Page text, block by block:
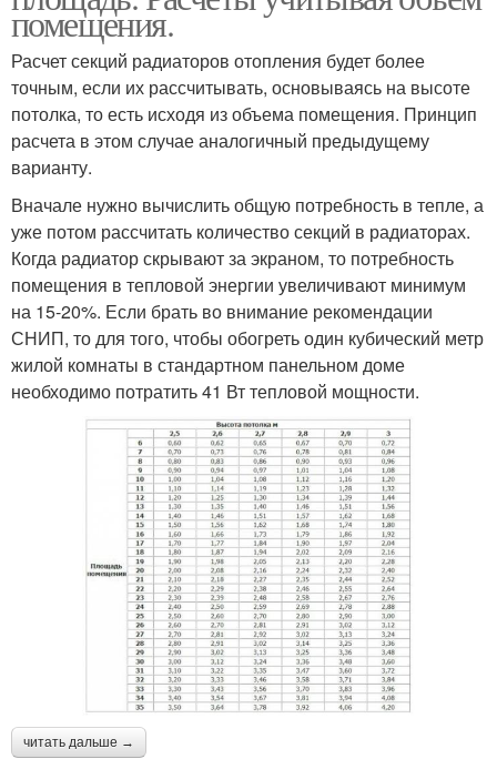
помещения.
Расчет секций радиаторов отопления будет более
точным, если их рассчитывать, основываясь на высоте
потолка, то есть исходя из объема помещения. Принцип
расчета в этом случае аналогичный предыдущему
варианту.
Вначале нужно вычислить общую потребность в тепле, а
уже потом рассчитать количество секций в радиаторах.
Когда радиатор скрывают за экраном, то потребность
помещения в тепловой энергии увеличивают минимум
на 15-20%. Если брать во внимание рекомендации
СНИП, то для того, чтобы обогреть один кубический метр
жилой комнаты в стандартном панельном доме
необходимо потратить 41 Вт тепловой мощности.
читать дальше →